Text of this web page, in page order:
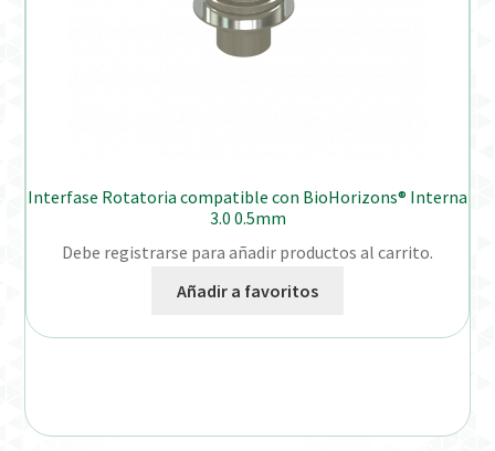
Interfase Rotatoria compatible con BioHorizons® Interna
3.0 0.5mm
Debe registrarse para añadir productos al carrito.
Añadir a favoritos